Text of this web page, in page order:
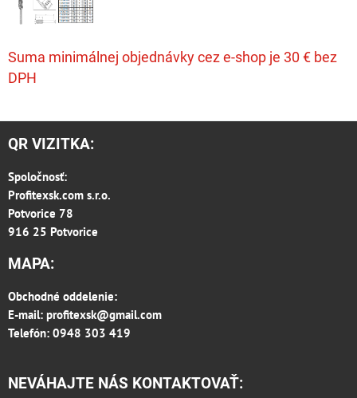
Suma minimálnej objednávky cez e-shop je 30 € bez
DPH
QR VIZITKA:
Spoločnosť:
Profitexsk.com s.r.o.
Potvorice 78
916 25 Potvorice
MAPA:
Obchodné oddelenie:
E-mail: profitexsk@gmail.com
Telefón: 0948 303 419
NEVÁHAJTE NÁS KONTAKTOVAŤ: